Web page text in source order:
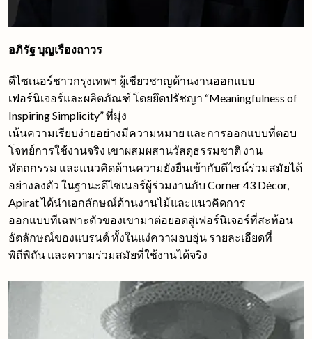
อภิรัฐ บุญเรืองถาวร
ดีไซเนอร์ชาวกรุงเทพฯ ผู้เชียวชาญด้านงานออกแบบ
เฟอร์นิเจอร์และผลิตภัณฑ์ โดยยึดปรัชญา “Meaningfulness of
Inspiring Simplicity” ที่มุ่ง
เน้นความเรียบง่ายอย่างมีความหมาย และการออกแบบที่ตอบ
โจทย์การใช้งานจริง เขาผสมผสานวัสดุธรรมชาติ งาน
หัตถกรรม และแนวคิดด้านความยังยืนเข้ากับดีไซน์ร่วมสมัยได้
อย่างลงตัว ในฐานะดีไซเนอร์ผู้ร่วมงานกับ Corner 43 Décor,
Apirat ได้นําเอกลักษณ์ด้านงานไม้และแนวคิดการ
ออกแบบทีเฉพาะตัวของเขามาต่อยอดสู่เฟอร์นิเจอร์ที่สะท้อน
อัตลักษณ์ของแบรนด์ ทั้งในแง่ความอบอุ่น รายละเอียดที่
พิถีพิถัน และความร่วมสมัยที่ใช้งานได้จริง